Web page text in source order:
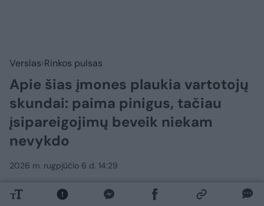
Verslas Rinkos pulsas
Apie šias įmones plaukia vartotojų
skundai: paima pinigus, tačiau
įsipareigojimų beveik niekam
nevykdo
2026 m. rugpjūčio 6 d. 14:29